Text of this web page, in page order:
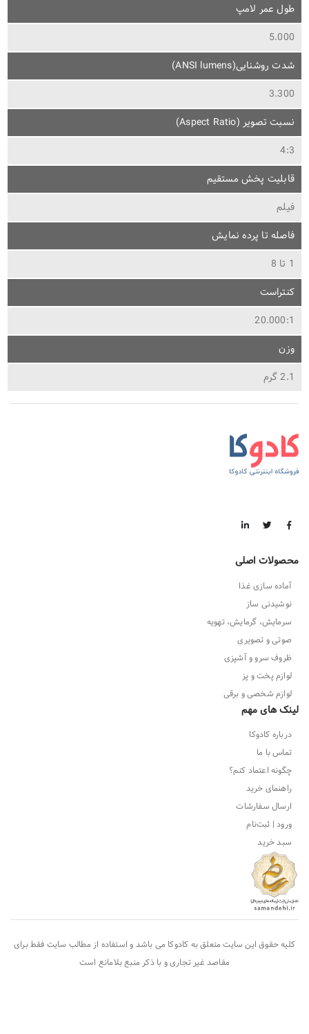
طول عمر لامپ
5.000
شدت روشنایی(ANSI lumens)
3.300
نسبت تصویر (Aspect Ratio)
4:3
قابلیت پخش مستقیم
فیلم
فاصله تا پرده نمایش
1 تا 8
کنتراست
20.000:1
وزن
2.1 گرم
محصولات اصلی
آماده سازی غذا
نوشیدنی ساز
سرمایش، گرمایش، تهویه
صوتی و تصویری
ظروف سرو و آشپزی
لوازم پخت و پز
لوازم شخصی و برقی
لینک های مهم
درباره کادوکا
تماس با ما
چگونه اعتماد کنم؟
راهنمای خرید
ارسال سفارشات
ورود | ثبت‌نام
سبد خرید
کلیه حقوق این سایت متعلق به کادوکا می باشد و استفاده از مطالب سایت فقط برای
مقاصد غیر تجاری و با ذکر منبع بلامانع است